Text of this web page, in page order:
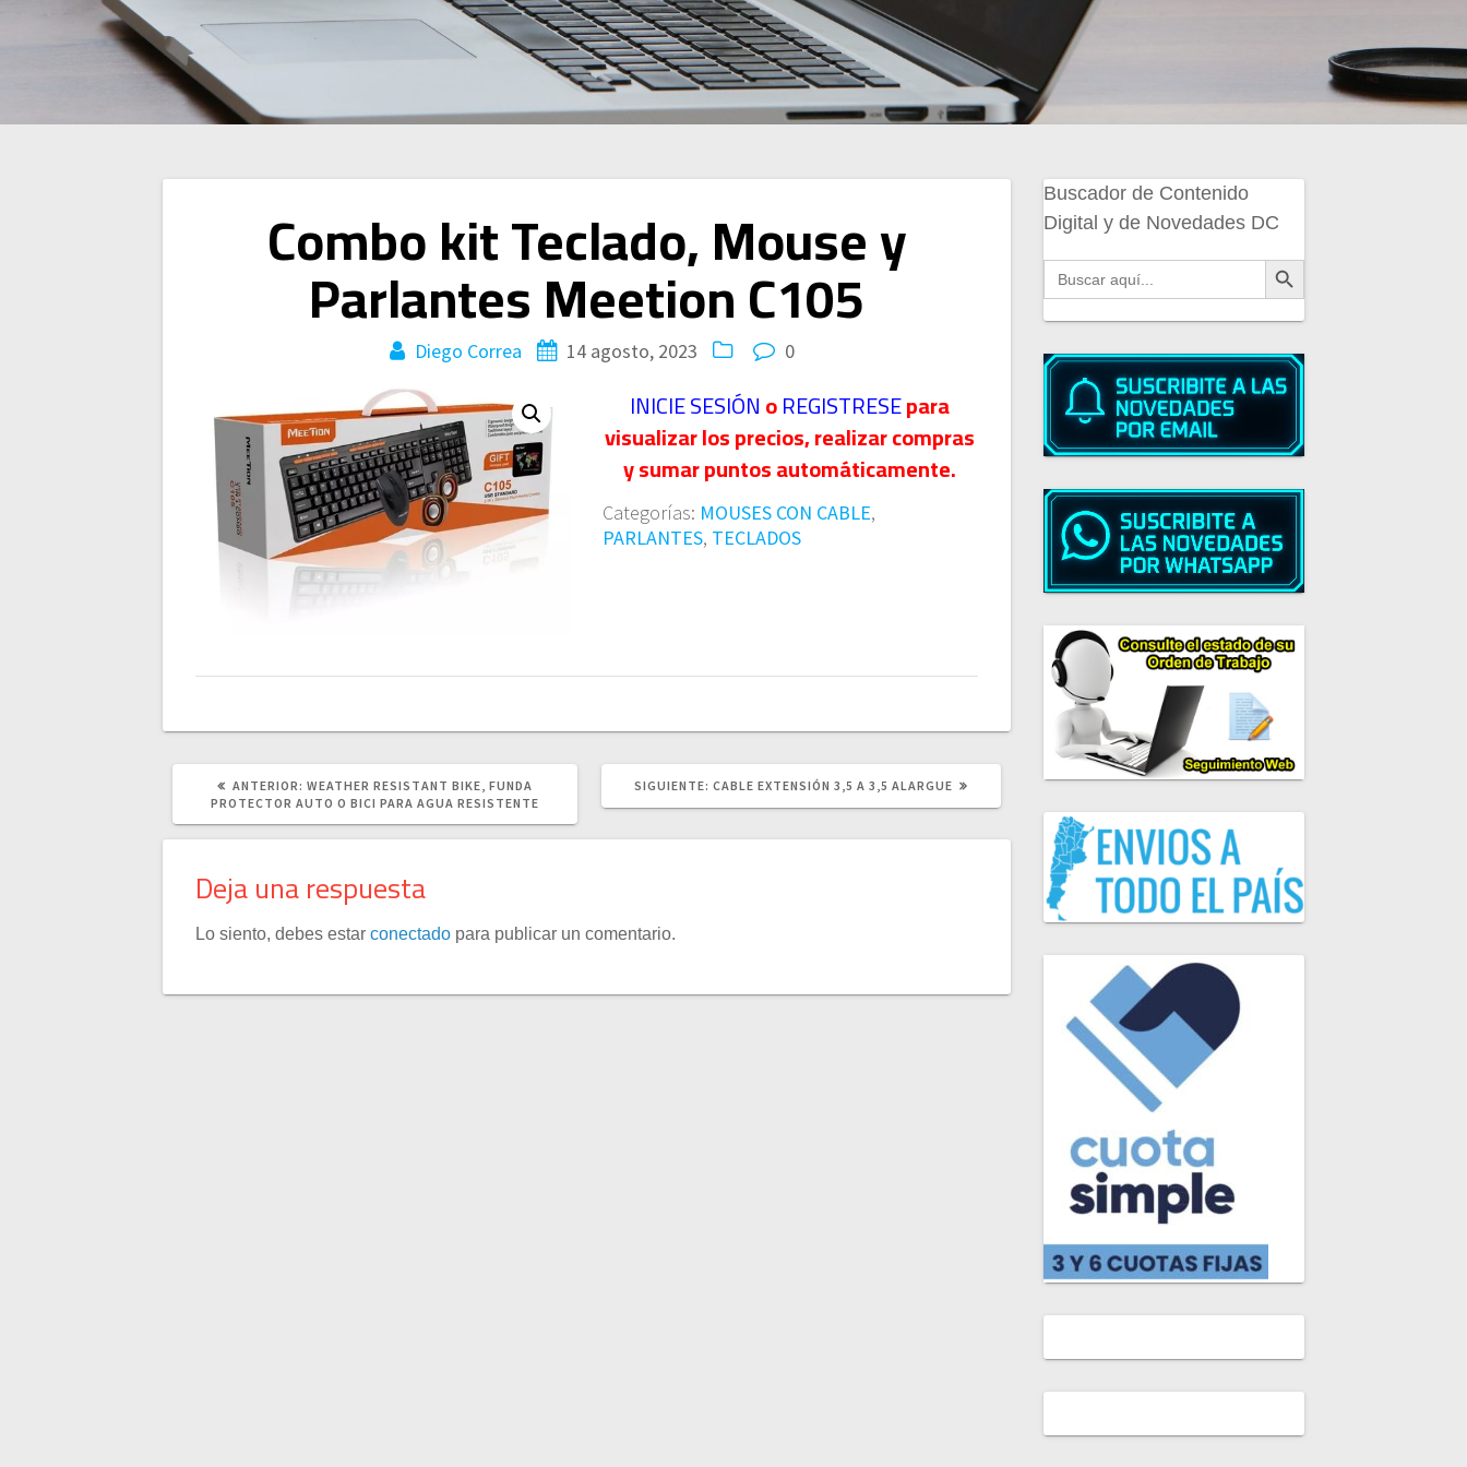
Combo kit Teclado, Mouse y
Parlantes Meetion C105
Diego Correa 14 agosto, 2023 0
INICIE SESIÓNoREGISTRESEpara
visualizar los precios, realizar compras
y sumar puntos automáticamente.
Categorías: MOUSES CON CABLE,
PARLANTES, TECLADOS
Navegación
ANTERIOR: POST
ANTERIOR:
WEATHER RESISTANT BIKE, FUNDA
PROTECTOR AUTO O BICI PARA AGUA RESISTENTE
SIGUIENTE: SIGUIENTE
CABLE EXTENSIÓN 3,5 A 3,5 ALARGUE
Deja una respuesta
Lo siento, debes estarconectado para publicar un comentario.
Buscador de Contenido
Digital y de Novedades DC
Buscar: Botón de búsqueda